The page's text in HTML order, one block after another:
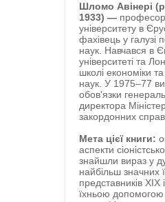
Шломо Авінері
1933) —
університету в
фахівець у галузі
наук. Навчався в
університеті та
школі економіки
наук. У 1975–77
обов'язки
директора
закордонних справ.
Мета цієї книги:
аспекти
знайшли вираз у
найбільш значних
представників XIX
їхньою допомогою